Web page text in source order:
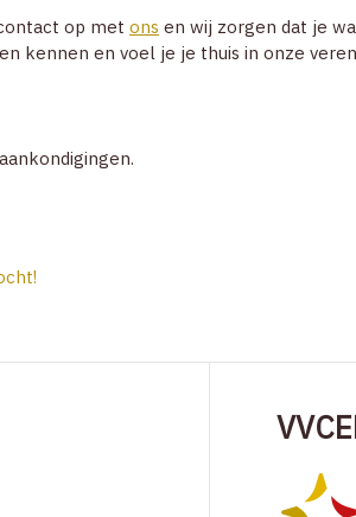
op met ons en wij zorgen dat je
kennen en voel je je thuis in onze